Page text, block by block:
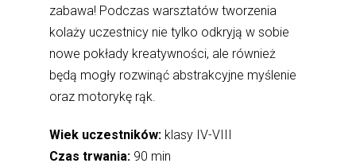
zabawa! Podczas warsztatów tworzenia
kolaży uczestnicy nie tylko odkryją w sobie
nowe pokłady kreatywności, ale również
będą mogły rozwinąć abstrakcyjne myślenie
oraz motorykę rąk.
Wiek uczestników: klasy IV-VIII
Czas trwania: 90 min